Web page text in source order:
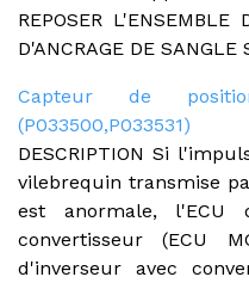
REPOSER L'ENSEMBLE
D'ANCRAGE DE SANGLE
Capteur de
(P033500,P033531)
DESCRIPTION Si
vilebrequin transmise
est anormale, l'ECU
convertisseur (ECU
d'inverseur avec